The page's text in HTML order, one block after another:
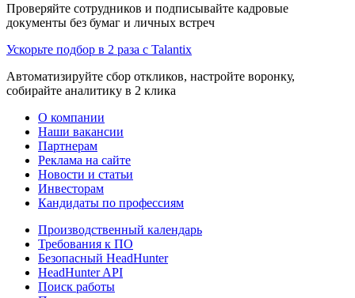
Проверяйте сотрудников и подписывайте кадровые
документы без бумаг и личных встреч
Ускорьте подбор в 2 раза с Talantix
Автоматизируйте сбор откликов, настройте воронку,
собирайте аналитику в 2 клика
О компании
Наши вакансии
Партнерам
Реклама на сайте
Новости и статьи
Инвесторам
Кандидаты по профессиям
Производственный календарь
Требования к ПО
Безопасный HeadHunter
HeadHunter API
Поиск работы